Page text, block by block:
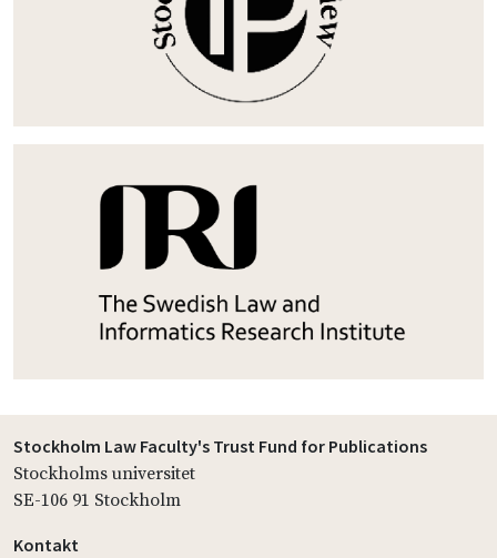
Stockholm Law Faculty's Trust Fund for Publications
Stockholms universitet
SE-106 91 Stockholm
Kontakt